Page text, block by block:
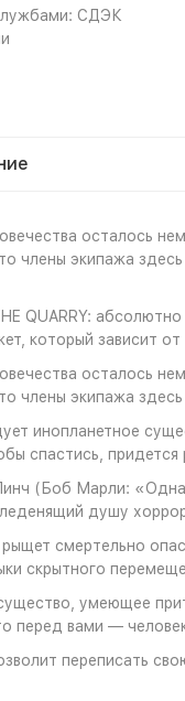
СДЭК
осталось
члены экипажа
QUARRY:
который зависит
осталось
члены экипажа
инопланетное
спастись,
(Боб Марли:
душу
смертельно
скрытного
умеющее
перед вами —
переписать